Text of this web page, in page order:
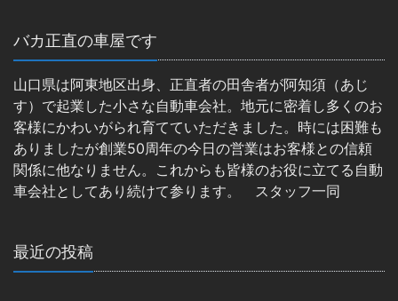
バカ正直の車屋です
山口県は阿東地区出身、正直者の田舎者が阿知須（あじ
す）で起業した小さな自動車会社。地元に密着し多くのお
客様にかわいがられ育てていただきました。時には困難も
ありましたが創業50周年の今日の営業はお客様との信頼
関係に他なりません。これからも皆様のお役に立てる自動
車会社としてあり続けて参ります。 スタッフ一同
最近の投稿